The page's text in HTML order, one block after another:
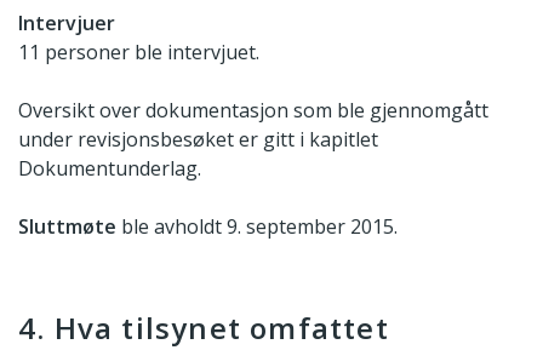
Intervjuer
11 personer ble intervjuet.
Oversikt over dokumentasjon som ble gjennomgått
under revisjonsbesøket er gitt i kapitlet
Dokumentunderlag.
Sluttmøte ble avholdt 9. september 2015.
4. Hva tilsynet omfattet